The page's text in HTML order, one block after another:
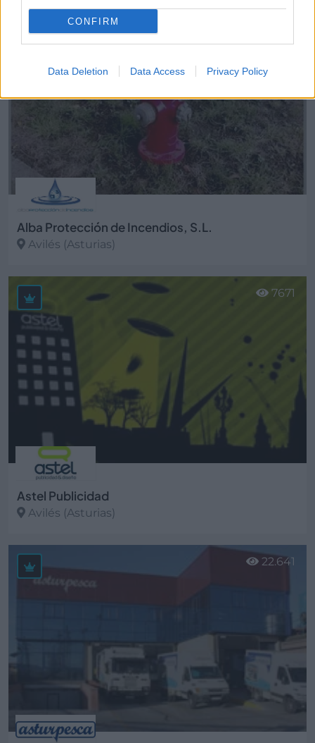
CONFIRM
Data Deletion Data Access Privacy Policy
Alba Protección de Incendios, S.L.
Avilés (Asturias)
Ver más
Astel Publicidad
Avilés (Asturias)
Ver más
7671
22.641